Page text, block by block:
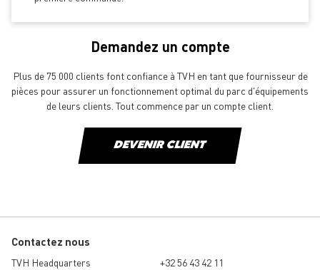
Demandez un compte
Plus de 75 000 clients font confiance à TVH en tant que fournisseur de
pièces pour assurer un fonctionnement optimal du parc d'équipements
de leurs clients. Tout commence par un compte client.
DEVENIR CLIENT
Contactez nous
TVH Headquarters
+32 56 43 42 11